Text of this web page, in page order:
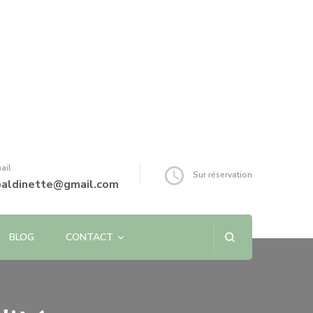
Sur réservation
BLOG CONTACT